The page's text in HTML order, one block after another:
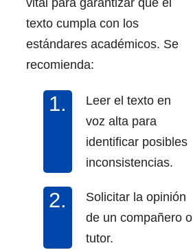
vital para garantizar que el
texto cumpla con los
estándares académicos. Se
recomienda:
Leer el texto en
voz alta para
identificar posibles
inconsistencias.
Solicitar la opinión
de un compañero o
tutor.